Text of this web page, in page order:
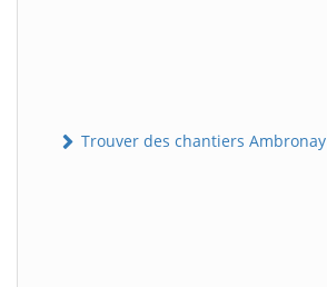
Trouver des chantiers Ambronay